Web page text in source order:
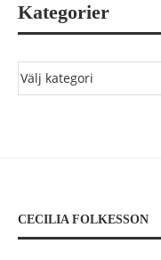
Kategorier
CECILIA FOLKESSON